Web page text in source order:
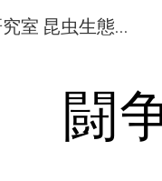
東京大学 応用昆虫学研究室 昆虫生態学研究グループ
闘